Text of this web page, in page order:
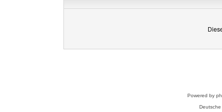
Powered by